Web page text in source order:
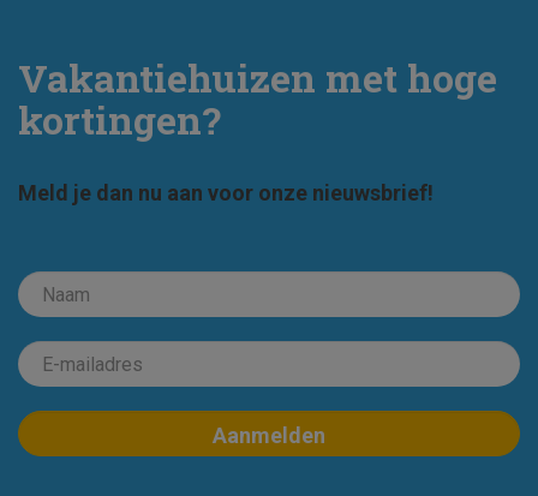
Vakantiehuizen met hoge
kortingen?
Meld je dan nu aan voor onze nieuwsbrief!